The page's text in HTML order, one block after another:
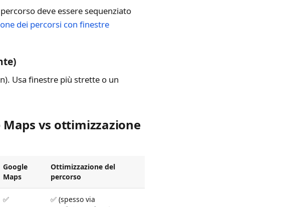
deve essere sequenziato
dei percorsi con finestre
Usa finestre più strette o un
Maps vs ottimizzazione
Google
Maps
Ottimizzazione del
percorso
✅
✅ (spesso via